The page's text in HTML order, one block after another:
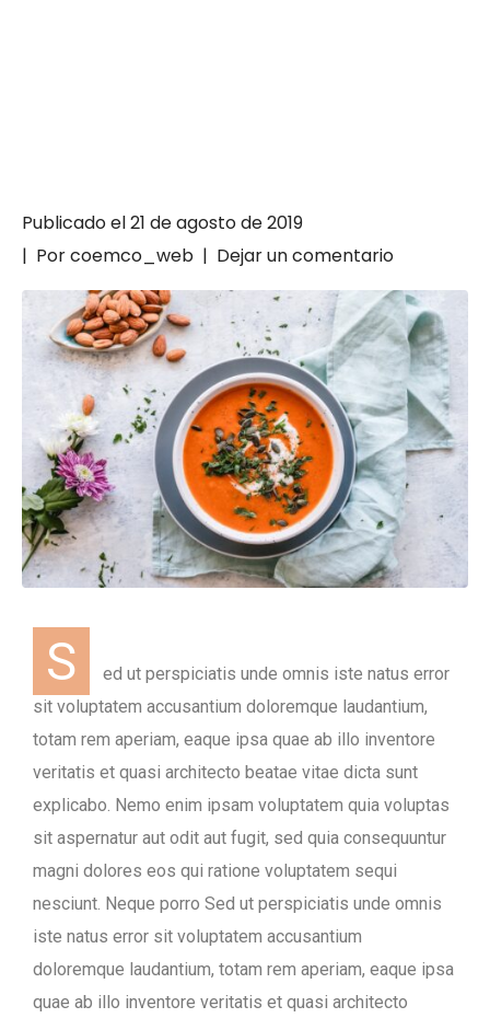
Publicado el21 de agosto de 2019
Porcoemco_web Dejar un comentario
S
ed ut perspiciatis unde omnis iste natus error
sit voluptatem accusantium doloremque laudantium,
totam rem aperiam, eaque ipsa quae ab illo inventore
veritatis et quasi architecto beatae vitae dicta sunt
explicabo. Nemo enim ipsam voluptatem quia voluptas
sit aspernatur aut odit aut fugit, sed quia consequuntur
magni dolores eos qui ratione voluptatem sequi
nesciunt. Neque porro Sed ut perspiciatis unde omnis
iste natus error sit voluptatem accusantium
doloremque laudantium, totam rem aperiam, eaque ipsa
quae ab illo inventore veritatis et quasi architecto